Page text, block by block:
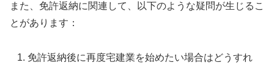
また、免許返納に関連して、以下のような疑問が生じるこ
とがあります：
免許返納後に再度宅建業を始めたい場合はどうすれ